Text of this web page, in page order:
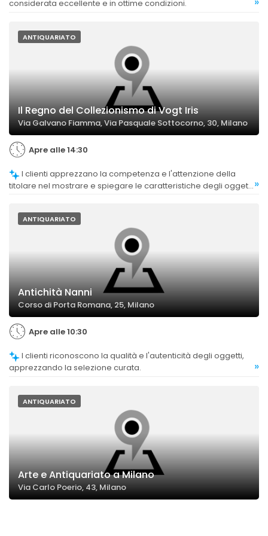
considerata eccellente e in ottime condizioni.
ANTIQUARIATO
Il Regno del Collezionismo di Vogt Iris
Via Galvano Fiamma, Via Pasquale Sottocorno, 30, Milano
Apre alle 14:30
titolare nel mostrare e spiegare le caratteristiche degli oggetti,»
ANTIQUARIATO
Antichità Nanni
Corso di Porta Romana, 25, Milano
Apre alle 10:30
apprezzando la selezione curata.
»
ANTIQUARIATO
Arte e Antiquariato a Milano
Via Carlo Poerio, 43, Milano